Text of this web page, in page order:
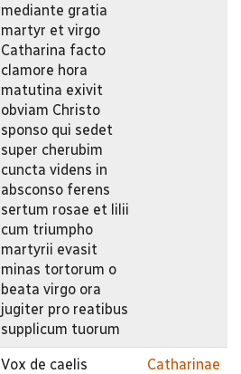
mediante gratia
martyr et virgo
Catharina facto
clamore hora
matutina exivit
obviam Christo
sponso qui sedet
super cherubim
cuncta videns in
absconso ferens
sertum rosae et lilii
cum triumpho
martyrii evasit
minas tortorum o
beata virgo ora
jugiter pro reatibus
supplicum tuorum
Vox de caelis
Catharinae